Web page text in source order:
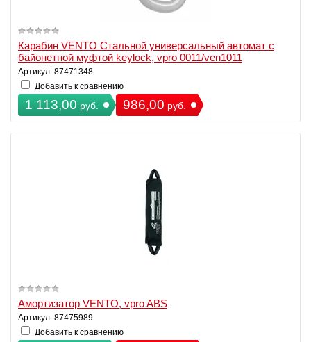
Карабин VENTO Стальной универсальный автомат с
байонетной муфтой keylock, vpro 0011/ven1011
Артикул: 87471348
Добавить к сравнению
1 113,00 руб. 986,00 руб.
Амортизатор VENTO, vpro ABS
Артикул: 87475989
Добавить к сравнению